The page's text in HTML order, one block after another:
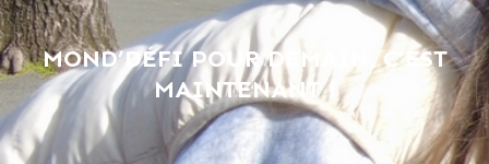
MOND’DÉFI POUR DEMAIN, C’EST
MAINTENANT !